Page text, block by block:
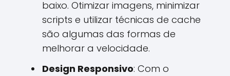
baixo. Otimizar imagens, minimizar
scripts e utilizar técnicas de cache
são algumas das formas de
melhorar a velocidade.
Design Responsivo: Com o